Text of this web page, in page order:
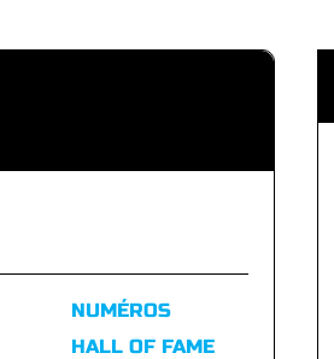
NUMÉROS
HALL OF FAME